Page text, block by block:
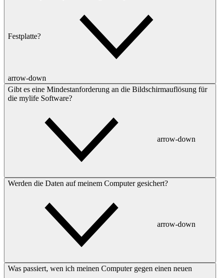
Festplatte?
arrow-down
Gibt es eine Mindestanforderung an die Bildschirmauflösung für
die mylife Software?
arrow-down
Werden die Daten auf meinem Computer gesichert?
arrow-down
Was passiert, wen ich meinen Computer gegen einen neuen